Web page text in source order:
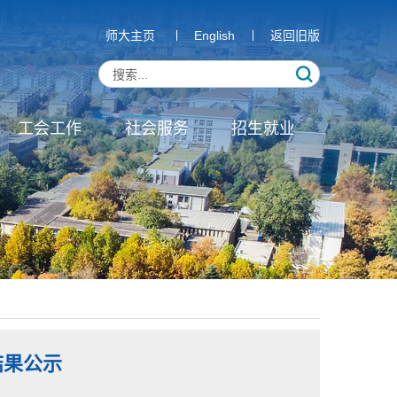
师大主页 English 返回旧版
工会工作 社会服务 招生就业
公示